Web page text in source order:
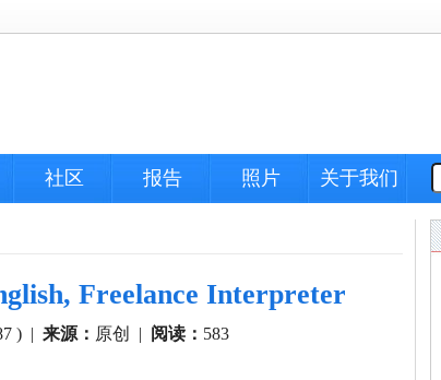
社区 报告 照片 关于我们
Freelance Interpreter
) | 来源： 原创 | 阅读： 583